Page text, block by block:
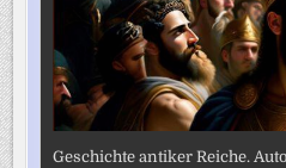
Geschichte antiker Reiche.